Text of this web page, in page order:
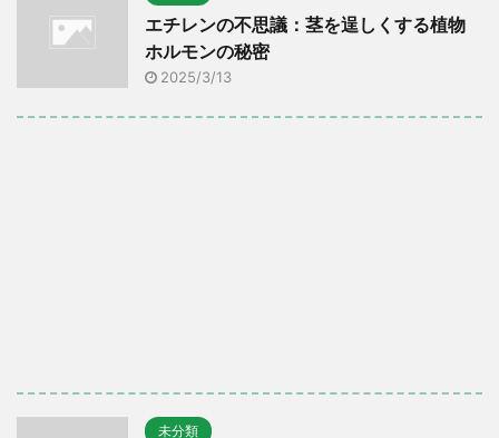
エチレンの不思議：茎を逞しくする植物
ホルモンの秘密
2025/3/13
未分類